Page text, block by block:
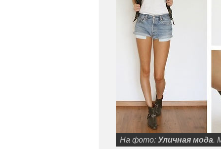
На фото: Уличная мода.